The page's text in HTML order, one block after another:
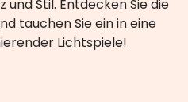
und Stil. Entdecken Sie die
tauchen Sie ein in eine
Lichtspiele!